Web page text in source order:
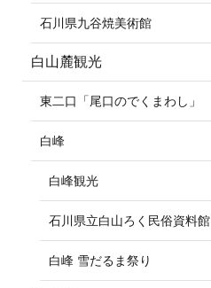
石川県九谷焼美術館
白山麓観光
東二口「尾口のでくまわし」
白峰
白峰観光
石川県立白山ろく民俗資料館
白峰 雪だるま祭り